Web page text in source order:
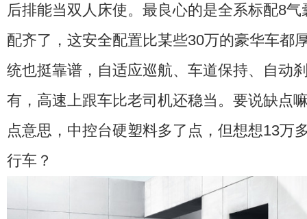
后排能当双人床使。最良心的是全系标配8
配齐了，这安全配置比某些30万的豪华车都
统也挺靠谱，自适应巡航、车道保持、自动
有，高速上跟车比老司机还稳当。要说缺点
点意思，中控台硬塑料多了点，但想想13万
行车？